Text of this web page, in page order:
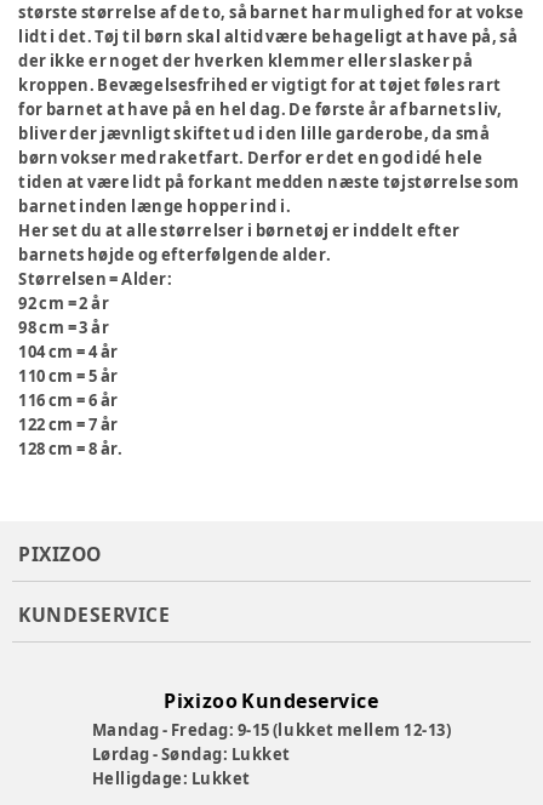
største størrelse af de to, så barnet har mulighed for at vokse
lidt i det. Tøj til børn skal altid være behageligt at have på, så
der ikke er noget der hverken klemmer eller slasker på
kroppen. Bevægelsesfrihed er vigtigt for at tøjet føles rart
for barnet at have på en hel dag. De første år af barnets liv,
bliver der jævnligt skiftet ud i den lille garderobe, da små
børn vokser med raketfart. Derfor er det en god idé hele
tiden at være lidt på forkant medden næste tøjstørrelse som
barnet inden længe hopper ind i.
Her set du at alle størrelser i børnetøj er inddelt efter
barnets højde og efterfølgende alder.
Størrelsen = Alder:
92 cm = 2 år
98 cm = 3 år
104 cm = 4 år
110 cm = 5 år
116 cm = 6 år
122 cm = 7 år
128 cm = 8 år.
PIXIZOO
KUNDESERVICE
Pixizoo Kundeservice
Mandag - Fredag: 9-15 (lukket mellem 12-13)
Lørdag - Søndag: Lukket
Helligdage: Lukket